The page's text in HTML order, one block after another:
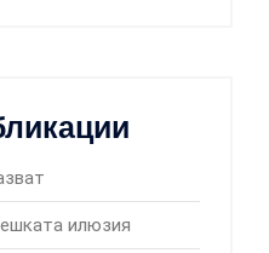
илюзия